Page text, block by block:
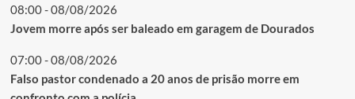
08:00 - 08/08/2026
Jovem morre após ser baleado em garagem de Dourados
07:00 - 08/08/2026
Falso pastor condenado a 20 anos de prisão morre em